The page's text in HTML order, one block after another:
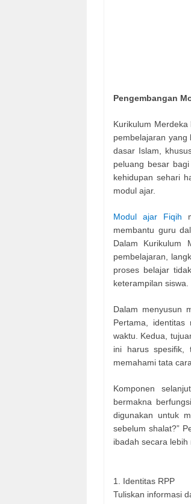
Pengembangan
Kurikulum
pembelajaran yang
dasar Islam,
peluang besar
kehidupan sehari
modul ajar.
Modul ajar Fiqih
membantu guru
Dalam Kurikulum
pembelajaran,
proses belajar
keterampilan siswa.
Dalam menyusun
Pertama,
waktu. Kedua,
ini harus spesifik,
memahami tata
Komponen
bermakna
digunakan untuk
sebelum shalat?”
ibadah secara lebih
1. Identitas RPP
Tuliskan informasi